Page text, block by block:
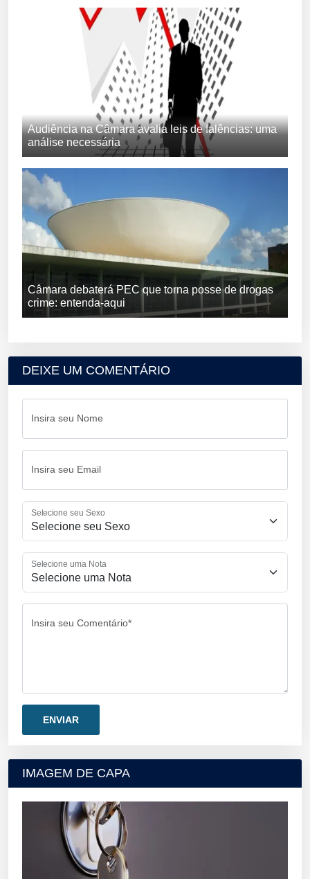
Audiência na Câmara avalia leis de falências: uma
análise necessária
Câmara debaterá PEC que torna posse de drogas
crime: entenda-aqui
DEIXE UM COMENTÁRIO
Insira seu Nome
Insira seu Email
Selecione seu Sexo
Selecione uma Nota
Insira seu Comentário*
IMAGEM DE CAPA